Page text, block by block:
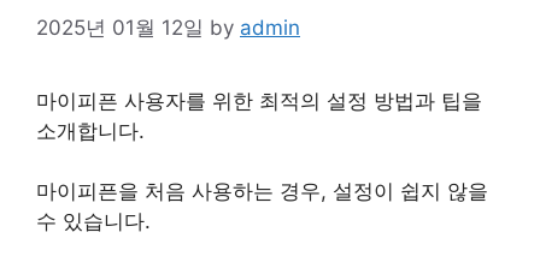
2025년 01월 12일 by admin
마이피픈 사용자를 위한 최적의 설정 방법과 팁을
소개합니다.
마이피픈을 처음 사용하는 경우, 설정이 쉽지 않을
수 있습니다.